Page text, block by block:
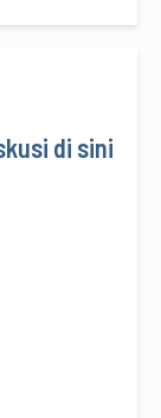
di sini